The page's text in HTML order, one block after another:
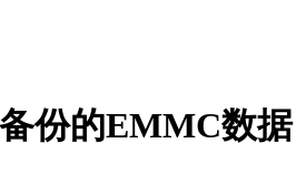
份的EMMC数据